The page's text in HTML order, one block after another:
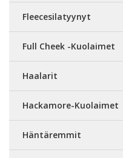
Fleecesilatyynyt
Full Cheek -Kuolaimet
Haalarit
Hackamore-Kuolaimet
Häntäremmit